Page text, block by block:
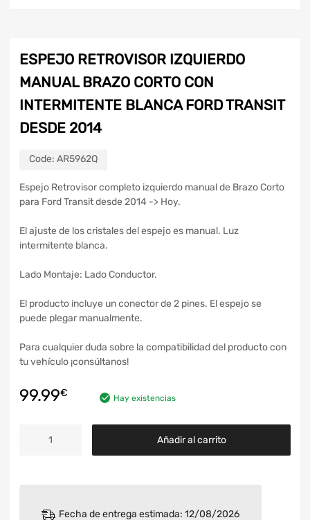
ESPEJO RETROVISOR IZQUIERDO
MANUAL BRAZO CORTO CON
INTERMITENTE BLANCA FORD TRANSIT
DESDE 2014
Code: AR5962Q
Espejo Retrovisor completo izquierdo manual de Brazo Corto
para Ford Transit desde 2014 -> Hoy.
El ajuste de los cristales del espejo es manual. Luz
intermitente blanca.
Lado Montaje: Lado Conductor.
El producto incluye un conector de 2 pines. El espejo se
puede plegar manualmente.
Para cualquier duda sobre la compatibilidad del producto con
tu vehículo ¡consúltanos!
99.99€ Hay existencias
Añadir al carrito
Fecha de entrega estimada: 12/08/2026